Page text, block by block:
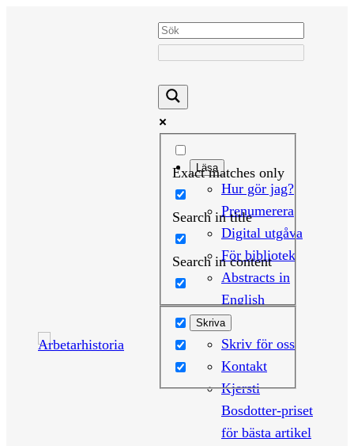
Exact matches only
Search in title
Search in content
Läsa
Hur gör jag?
Prenumerera
Digital utgåva
För bibliotek
Abstracts in
English
Skriva
Skriv för oss
Kontakt
Kjersti
Bosdotter-priset
för bästa artikel